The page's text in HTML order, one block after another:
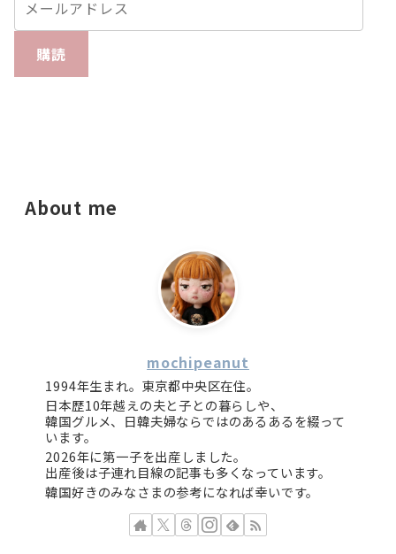
購読
About me
mochipeanut
1994年生まれ。東京都中央区在住。
日本歴10年越えの夫と子との暮らしや、
韓国グルメ、日韓夫婦ならではのあるあるを綴って
います。
2026年に第一子を出産しました。
出産後は子連れ目線の記事も多くなっています。
韓国好きのみなさまの参考になれば幸いです。